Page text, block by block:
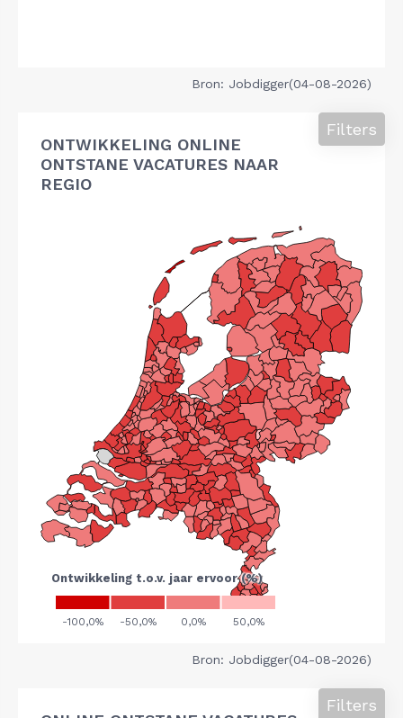
Bron: Jobdigger(04-08-2026)
ONTWIKKELING ONLINE
ONTSTANE VACATURES NAAR
REGIO
Filters
Bron: Jobdigger(04-08-2026)
Filters